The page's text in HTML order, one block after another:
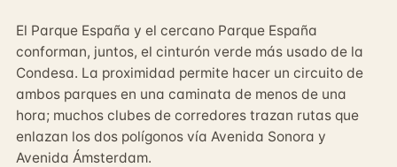
El Parque España y el cercano Parque España
conforman, juntos, el cinturón verde más usado de la
Condesa. La proximidad permite hacer un circuito de
ambos parques en una caminata de menos de una
hora; muchos clubes de corredores trazan rutas que
enlazan los dos polígonos vía Avenida Sonora y
Avenida Ámsterdam.